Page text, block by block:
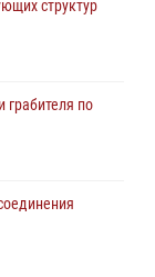
структур
грабителя по